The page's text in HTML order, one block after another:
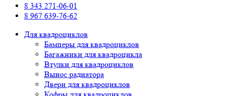
8 343 271-06-01
8 967 639-76-62
Для квадроциклов
Бамперы для квадроциклов
Багажники для квадроцикла
Втулки для квадроциклов
Вынос радиатора
Двери для квадроциклов